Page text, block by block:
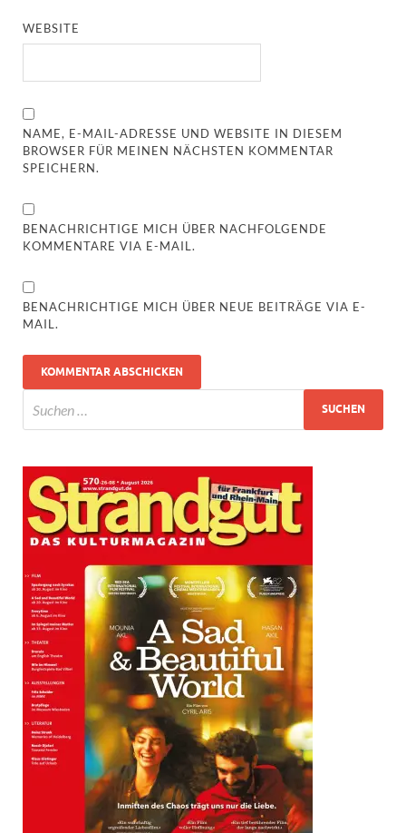
WEBSITE
NAME, E-MAIL-ADRESSE UND WEBSITE IN DIESEM
BROWSER FÜR MEINEN NÄCHSTEN KOMMENTAR
SPEICHERN.
BENACHRICHTIGE MICH ÜBER NACHFOLGENDE
KOMMENTARE VIA E-MAIL.
BENACHRICHTIGE MICH ÜBER NEUE BEITRÄGE VIA E-
MAIL.